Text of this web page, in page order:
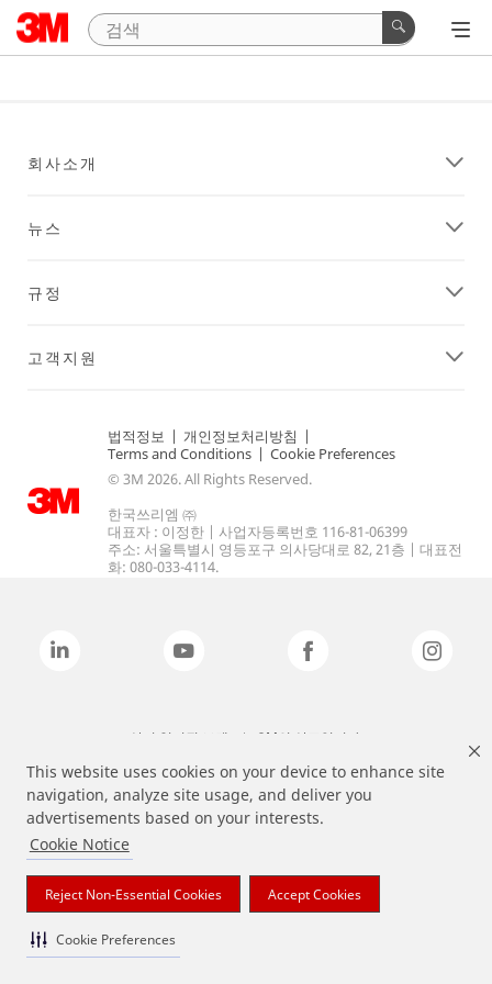
This website uses cookies on your device to enhance site
navigation, analyze site usage, and deliver you
advertisements based on your interests.
Cookie Notice
Reject Non-Essential Cookies Accept Cookies
Cookie Preferences
회사소개
뉴스
규정
고객지원
법적정보 | 개인정보처리방침 |
Terms and Conditions | Cookie Preferences
© 3M 2026. All Rights Reserved.
한국쓰리엠 ㈜
대표자 : 이정한 | 사업자등록번호 116-81-06399
주소: 서울특별시 영등포구 의사당대로 82, 21층 | 대표전
화: 080-033-4114.
상기 열거된 브랜드는 3M의 상표입니다.